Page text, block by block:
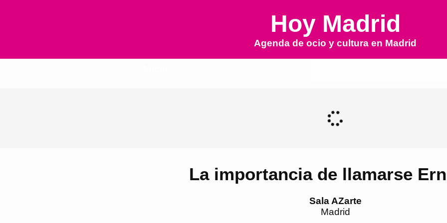
Hoy Madrid
Agenda de ocio y cultura en Madrid
La importancia de llamarse
Sala AZarte
Madrid